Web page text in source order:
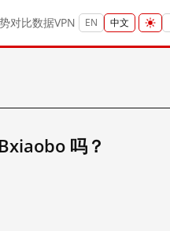
对比数据VPN EN 中文
吗？